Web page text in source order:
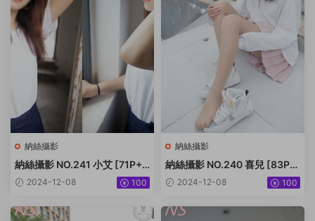
納絲攝影
納絲攝影 NO.241 小艾 [71P+7
07M]2024-12-08 100
納絲攝影
納絲攝影 NO.240 喜兒 [83P+
375M]
2024-12-08 100